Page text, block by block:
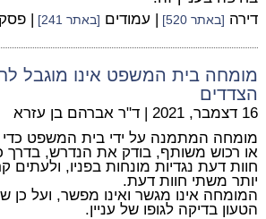
דירה [באתר 520] | עמודים [באתר 241] | פסק
מומחה בית המשפט אינו מוגבל
הצדדים
16 דצמבר, 2021 | ד"ר אברהם בן עזרא
מומחה המתמנה על ידי בית המשפט כדי
או רכוש משותף, בודק את הנדרש, בדרך
חוות דעת נגדיות מונחות בפניו, ולעתים
יותר משתי חוות דעת.
המומחה אינו מגשר ואינו מפשר, ועל כן
הטעון בדיקה לגופו של עניין.